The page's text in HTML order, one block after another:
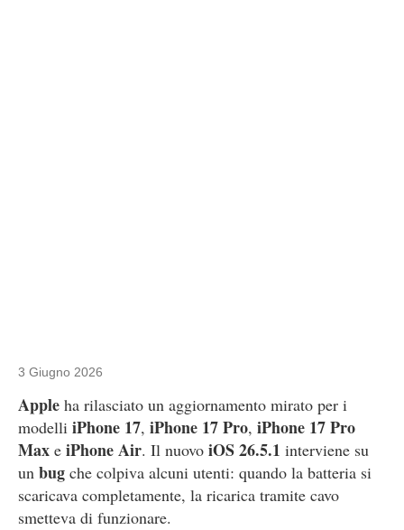
3 Giugno 2026
Apple ha rilasciato un aggiornamento mirato per i
modelli iPhone 17, iPhone 17 Pro, iPhone 17 Pro
Max e iPhone Air. Il nuovo iOS 26.5.1 interviene su
un bug che colpiva alcuni utenti: quando la batteria si
scaricava completamente, la ricarica tramite cavo
smetteva di funzionare.